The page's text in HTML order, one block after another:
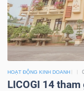
HOẠT ĐỘNG KINH DOANH
LICOGI 14